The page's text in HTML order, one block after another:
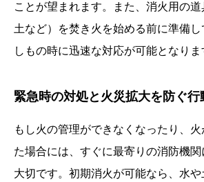
ことが望まれます。また、消火用の道
土など）を焚き火を始める前に準備
しもの時に迅速な対応が可能となりま
緊急時の対処と火災拡大を防ぐ行
もし火の管理ができなくなったり、
た場合には、すぐに最寄りの消防機
大切です。初期消火が可能なら、水